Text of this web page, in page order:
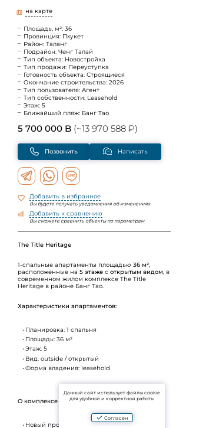
на карте
Площадь, м²: 36
Провинция: Пхукет
Район: Таланг
Подрайон: Ченг Талай
Тип объекта: Новостройка
Тип продажи: Переуступка
Готовность объекта: Строящиеся
Окончание строительства: 2026
Тип пользователя: Агент
Тип собственности: Leasehold
Этаж: 5
Ближайший пляж: Банг Тао
5 700 000 B (~13 970 588 ₽)
Позвонить Написать
Добавить в избранное
Вы будете получать уведомления об изменениях
Добавить к сравнению
Вы сможете сравнить объекты по параметрам
The Title Heritage
1-спальные апартаменты площадью 36 м²,
расположенные на 5 этаже с открытым видом, в
современном жилом комплексе The Title
Heritage в районе Банг Тао.
Характеристики апартаментов:
Планировка: 1 спальня
Площадь: 36 м²
Этаж: 5
Вид: outside / открытый
Форма владения: leasehold
О комплексе The Title Heritage:
Новый проект от одного из самых надёжных
Данный сайт использует файлы cookie
для удобной и корректной работы
Согласен